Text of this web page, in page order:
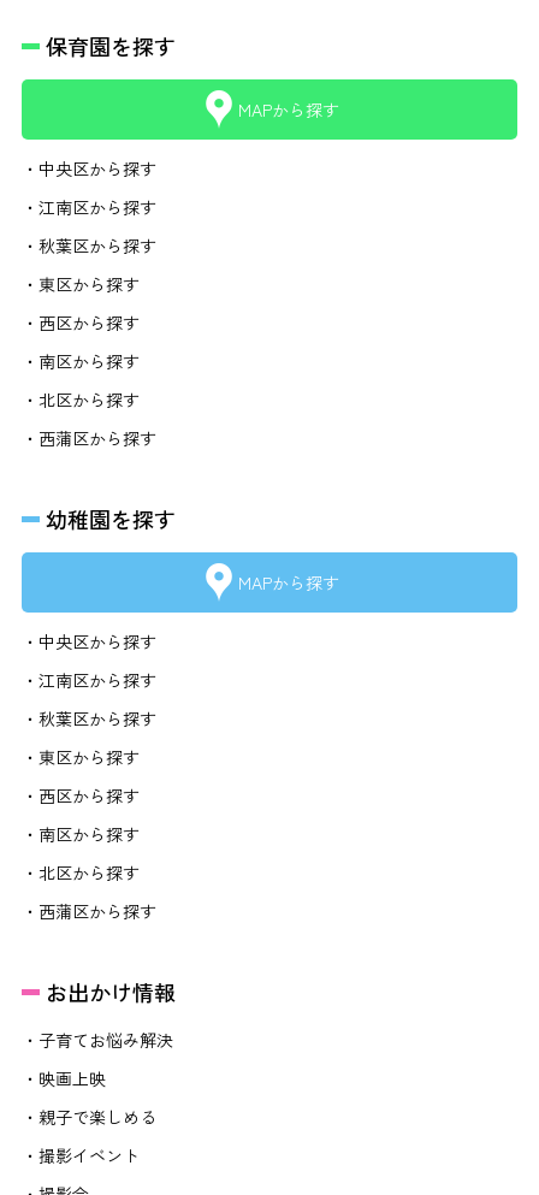
保育園を探す
MAPから探す
・中央区から探す
・江南区から探す
・秋葉区から探す
・東区から探す
・西区から探す
・南区から探す
・北区から探す
・西蒲区から探す
幼稚園を探す
MAPから探す
・中央区から探す
・江南区から探す
・秋葉区から探す
・東区から探す
・西区から探す
・南区から探す
・北区から探す
・西蒲区から探す
お出かけ情報
・子育てお悩み解決
・映画上映
・親子で楽しめる
・撮影イベント